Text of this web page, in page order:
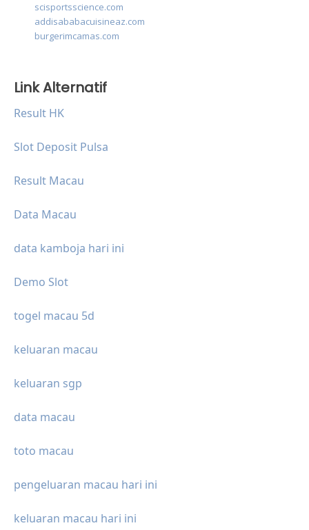
scisportsscience.com
addisababacuisineaz.com
burgerimcamas.com
Link Alternatif
Result HK
Slot Deposit Pulsa
Result Macau
Data Macau
data kamboja hari ini
Demo Slot
togel macau 5d
keluaran macau
keluaran sgp
data macau
toto macau
pengeluaran macau hari ini
keluaran macau hari ini